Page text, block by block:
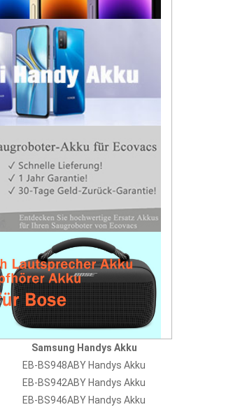
Samsung Handys Akku
EB-BS948ABY Handys Akku
EB-BS942ABY Handys Akku
EB-BS946ABY Handys Akku